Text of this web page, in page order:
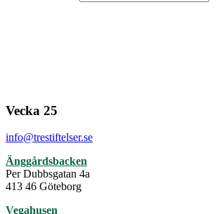
Vecka 25
info@trestiftelser.se
Änggårdsbacken
Per Dubbsgatan 4a
413 46 Göteborg
Vegahusen